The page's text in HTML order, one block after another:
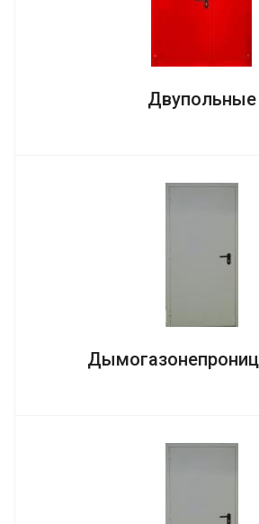
Двупольные